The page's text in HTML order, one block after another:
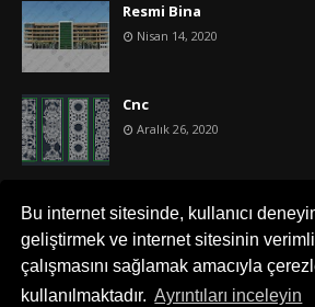
Bu internet sitesinde, kullanıcı
geliştirmek ve internet sitesinin verimli
çalışmasını sağlamak amacıyla
kullanılmaktadır. Ayrıntıları inceleyin
Resmi Bina
Nisan 14, 2020
Cnc
Aralık 26, 2020
Nisan 14, 2020